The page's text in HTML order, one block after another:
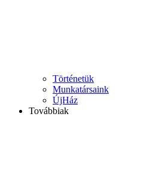
Történetük
Munkatársaink
ÚjHáz
Továbbiak